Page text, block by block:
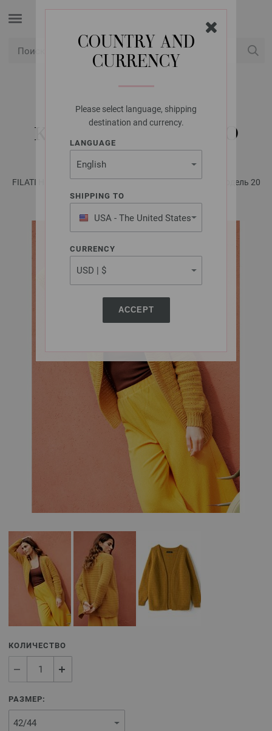
COUNTRY AND
CURRENCY
Please select language, shipping
destination and currency.
LANGUAGE
SHIPPING TO
USA - The United States
of America
CURRENCY
ACCEPT
LANA GROSSA
КАРДИГАН ECOPUNO
FILATI Häkeln No. 5 - инструкции на русском языке | Модель 20
КОЛИЧЕСТВО
РАЗМЕР: